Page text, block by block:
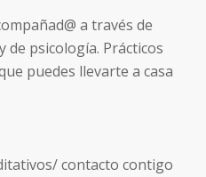
a través de
de psicología. Prácticos
puedes llevarte a casa
contacto contigo